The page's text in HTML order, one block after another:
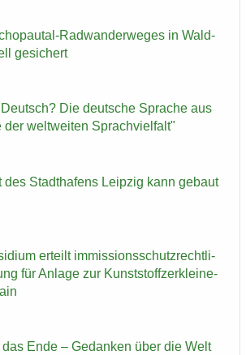
​Radwanderweges in Wald­
ge­si­chert
Die deut­sche Spra­che aus
der welt­wei­ten Sprach­viel­falt"
des Stadt­ha­fens Leip­zig kann ge­baut
er­teilt im­mis­si­ons­schutz­recht­li­
für An­la­ge zur Kunst­stoff­zer­klei­ne­
Ende – Ge­dan­ken über die Welt